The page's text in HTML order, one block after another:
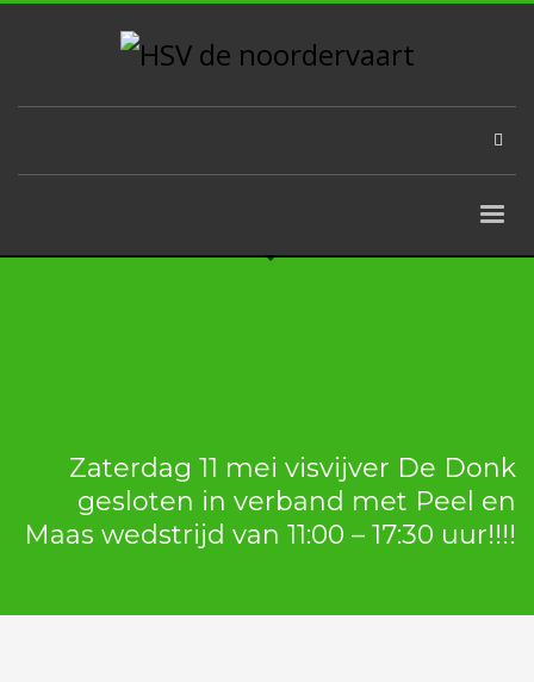
Zaterdag 11 mei visvijver De Donk
gesloten in verband met Peel en
Maas wedstrijd van 11:00 – 17:30 uur!!!!